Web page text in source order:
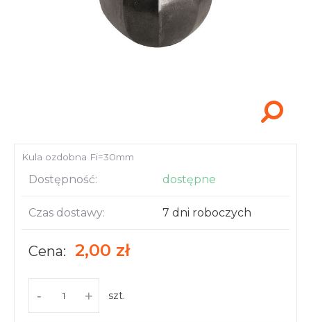
Akcesoria i narzędzia
Kula ozdobna Fi=30mm
Dostępność: dostępne
Czas dostawy: 7 dni roboczych
Cena: 2,00 zł
- + szt.